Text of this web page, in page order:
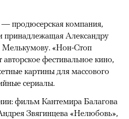
продюсерская компания,
принадлежащая Александру
«Нон-Стоп
фестивальное кино,
картины для массового
сериалы.
фильм Кантемира Балагова
Звягинцева «Нелюбовь»,